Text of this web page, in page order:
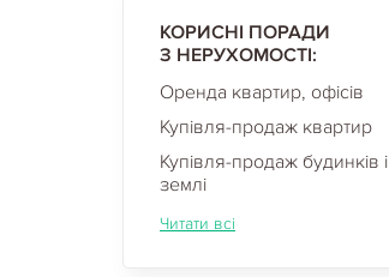
КОРИСНІ ПОРАДИ
З НЕРУХОМОСТІ:
Оренда квартир, офісів
Купівля-продаж квартир
Купівля-продаж будинків і
землі
Читати всі